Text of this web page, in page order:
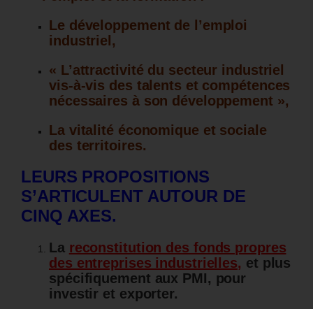
Le développement de l’emploi
industriel,
« L’attractivité du secteur industriel
vis-à-vis des talents et compétences
nécessaires à son développement »,
La vitalité économique et sociale
des territoires.
LEURS PROPOSITIONS
S’ARTICULENT AUTOUR DE
CINQ AXES.
La reconstitution des fonds propres
des entreprises industrielles, et plus
spécifiquement aux PMI, pour
investir et exporter.